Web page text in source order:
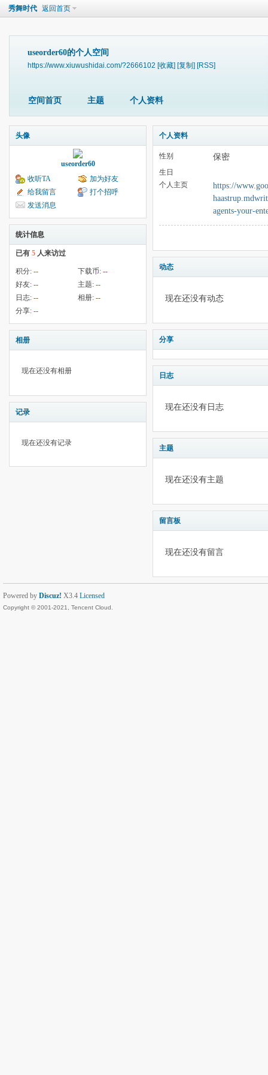
秀舞时代 返回首页
useorder60的个人空间
https://www.xiuwushidai.com/?2666102 [收藏] [复制] [RSS]
空间首页 主题 个人资料
头像
useorder60
收听TA
加为好友
给我留言
打个招呼
发送消息
统计信息
已有 5 人来访过
积分: -- 下载币: --
好友: -- 主题: --
日志: -- 相册: --
分享: --
相册
现在还没有相册
记录
现在还没有记录
个人资料
性别 保密
生日
个人主页
https://
agents-your-
动态
现在还没有动态
分享
日志
现在还没有日志
主题
现在还没有主题
留言板
现在还没有留言
Powered by Discuz! X3.4 Licensed
Copyright © 2001-2021, Tencent Cloud.